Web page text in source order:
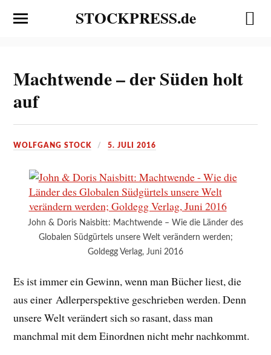
STOCKPRESS.de
Machtwende – der Süden holt
auf
WOLFGANG STOCK 5. JULI 2016
John & Doris Naisbitt: Machtwende – Wie die Länder des
Globalen Südgürtels unsere Welt verändern werden;
Goldegg Verlag, Juni 2016
Es ist immer ein Gewinn, wenn man Bücher liest, die
aus einer Adlerperspektive geschrieben werden. Denn
unsere Welt verändert sich so rasant, dass man
manchmal mit dem Einordnen nicht mehr nachkommt.